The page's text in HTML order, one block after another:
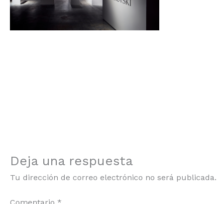
Deja una respuesta
Tu dirección de correo electrónico no será publicada.
Comentario *